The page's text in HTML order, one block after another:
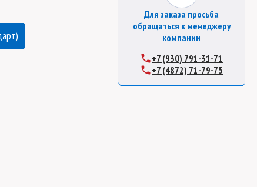
Для заказа просьба
обращаться к менеджеру
компании
+7 (930) 791-31-71
+7 (4872) 71-79-75